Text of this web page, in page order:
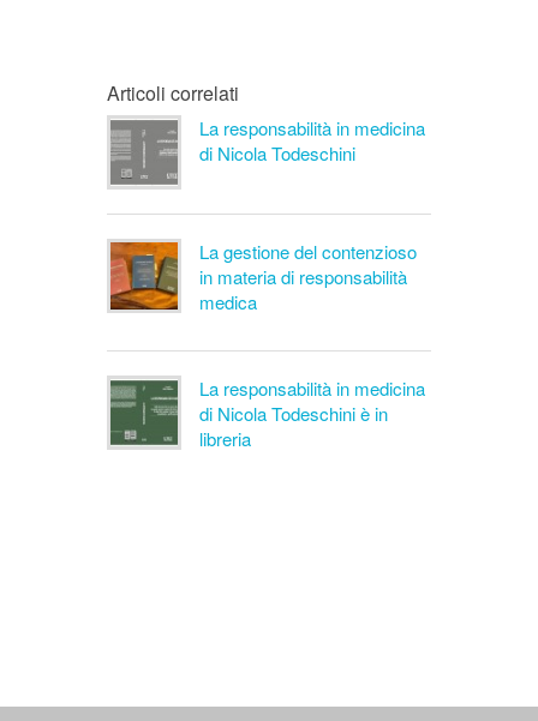
Articoli correlati
La responsabilità in medicina
di Nicola Todeschini
La gestione del contenzioso
in materia di responsabilità
medica
La responsabilità in medicina
di Nicola Todeschini è in
libreria